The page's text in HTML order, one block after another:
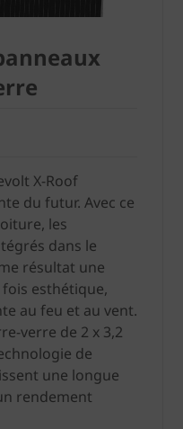
X-Roof
du futur. Avec ce
les
dans le
résultat une
esthétique,
au feu et au vent.
verre de 2 x 3,2
de
une longue
rendement